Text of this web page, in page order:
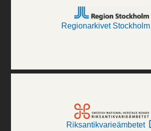
Regionarkivet Stockholm
Riksantikvarieämbetet